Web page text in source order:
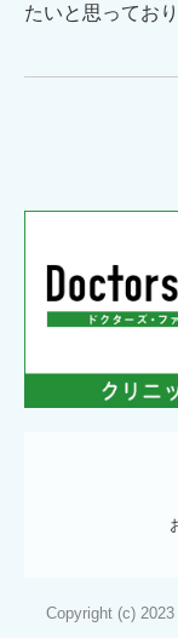
たいと思っており
Copyright (c)